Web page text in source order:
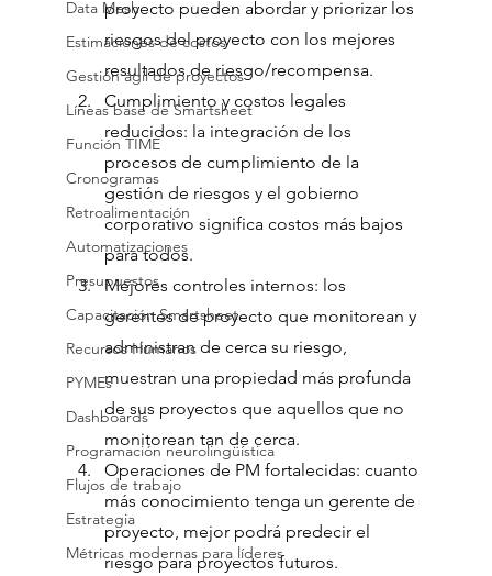
Data Mesh
Estimaciones de costos
Gestión ágil de proyectos
Líneas base de Smartsheet
Función TIME
Cronogramas
Retroalimentación
Automatizaciones
Presupuestos
Capacitación Smartsheet
Recursos Humanos
PYMEs
Dashboards
Programación neurolingüística
Flujos de trabajo
Estrategia
Métricas modernas para líderes
proyecto pueden abordar y priorizar los
riesgos del proyecto con los mejores
resultados de riesgo/recompensa.
Cumplimiento y costos legales
reducidos: la integración de los
procesos de cumplimiento de la
gestión de riesgos y el gobierno
corporativo significa costos más bajos
para todos.
Mejores controles internos: los
gerentes de proyecto que monitorean y
administran de cerca su riesgo,
muestran una propiedad más profunda
de sus proyectos que aquellos que no
monitorean tan de cerca.
Operaciones de PM fortalecidas: cuanto
más conocimiento tenga un gerente de
proyecto, mejor podrá predecir el
riesgo para proyectos futuros.